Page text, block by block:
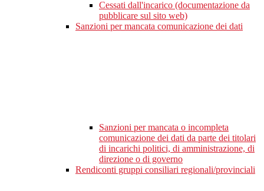
Cessati dall'incarico (documentazione da
pubblicare sul sito web)
Sanzioni per mancata comunicazione dei dati
Sanzioni per mancata o incompleta
comunicazione dei dati da parte dei titolari
di incarichi politici, di amministrazione, di
direzione o di governo
Rendiconti gruppi consiliari regionali/provinciali